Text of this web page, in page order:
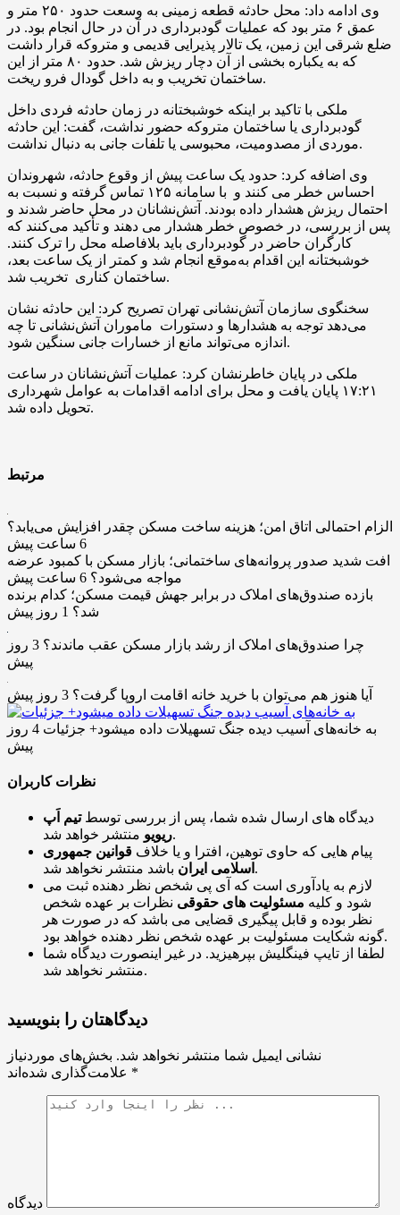
وی ادامه داد: محل حادثه قطعه زمینی به وسعت حدود ۲۵۰ متر و
عمق ۶ متر بود که عملیات گودبرداری در آن در حال انجام بود. در
ضلع شرقی این زمین، یک تالار پذیرایی قدیمی و متروکه قرار داشت
که به یکباره بخشی از آن دچار ریزش شد. حدود ۸۰ متر از این
ساختمان تخریب و به داخل گودال فرو ریخت.
ملکی با تاکید بر اینکه خوشبختانه در زمان حادثه فردی داخل
گودبرداری یا ساختمان متروکه حضور نداشت، گفت: این حادثه
موردی از مصدومیت، محبوسی یا تلفات جانی به دنبال نداشت.
وی اضافه کرد: حدود یک ساعت پیش از وقوع حادثه، شهروندان
احساس خطر می کنند و با سامانه ۱۲۵ تماس گرفته و نسبت به
احتمال ریزش هشدار داده بودند. آتش‌نشانان در محل حاضر شدند و
پس از بررسی، در خصوص خطر هشدار می دهند و تأکید می‌کنند که
کارگران حاضر در گودبرداری باید بلافاصله محل را ترک کنند.
خوشبختانه این اقدام به‌موقع انجام شد و کمتر از یک ساعت بعد،
ساختمان کناری تخریب شد.
سخنگوی سازمان آتش‌نشانی تهران تصریح کرد: این حادثه نشان
می‌دهد توجه به هشدارها و دستورات ماموران آتش‌نشانی تا چه
اندازه می‌تواند مانع از خسارات جانی سنگین شود.
ملکی در پایان خاطرنشان کرد: عملیات آتش‌نشانان در ساعت
۱۷:۲۱ پایان یافت و محل برای ادامه اقدامات به عوامل شهرداری
تحویل داده شد.
مرتبط
الزام احتمالی اتاق امن؛ هزینه ساخت مسکن چقدر افزایش می‌یابد؟
6 ساعت پیش
افت شدید صدور پروانه‌های ساختمانی؛ بازار مسکن با کمبود عرضه
مواجه می‌شود؟ 6 ساعت پیش
بازده صندوق‌های املاک در برابر جهش قیمت مسکن؛ کدام برنده
شد؟ 1 روز پیش
چرا صندوق‌های املاک از رشد بازار مسکن عقب ماندند؟
3 روز
پیش
آیا هنوز هم می‌توان با خرید خانه اقامت اروپا گرفت؟ 3 روز پیش
به خانه‌های آسیب دیده جنگ تسهیلات داده میشود+ جزئیات
4 روز
پیش
نظرات کاربران
دیدگاه های ارسال شده شما، پس از بررسی توسطتیم اَپ
ریویومنتشر خواهد شد.
پیام هایی که حاوی توهین، افترا و یا خلاف قوانین جمهوری
اسلامی ایران باشد منتشر نخواهد شد.
لازم به یادآوری است که آی پی شخص نظر دهنده ثبت می
شود و کلیه مسئولیت های حقوقی نظرات بر عهده شخص
نظر بوده و قابل پیگیری قضایی می باشد که در صورت هر
گونه شکایت مسئولیت بر عهده شخص نظر دهنده خواهد بود.
لطفا از تایپ فینگلیش بپرهیزید. در غیر اینصورت دیدگاه شما
منتشر نخواهد شد.
دیدگاهتان را بنویسید
نشانی ایمیل شما منتشر نخواهد شد. بخش‌های موردنیاز
*
دیدگاه